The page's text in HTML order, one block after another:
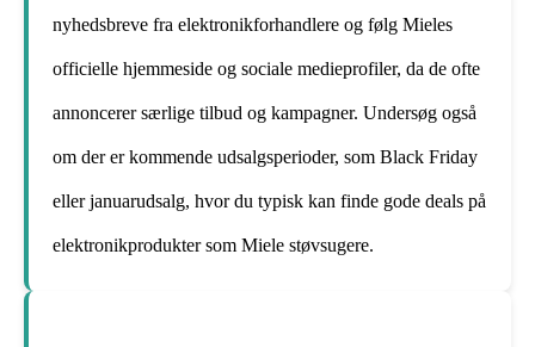
nyhedsbreve fra elektronikforhandlere og følg Mieles
officielle hjemmeside og sociale medieprofiler, da de ofte
annoncerer særlige tilbud og kampagner. Undersøg også
om der er kommende udsalgsperioder, som Black Friday
eller januarudsalg, hvor du typisk kan finde gode deals på
elektronikprodukter som Miele støvsugere.